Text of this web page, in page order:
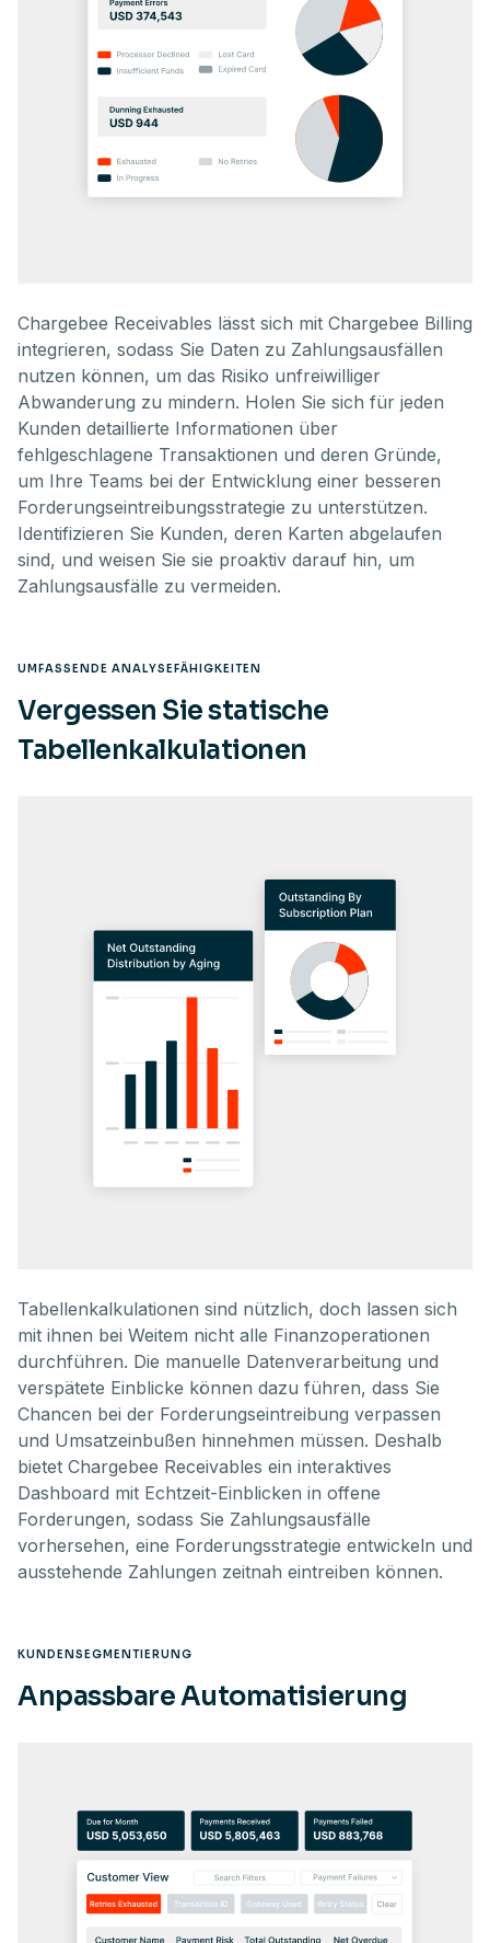
Chargebee Receivables lässt sich mit Chargebee Billing
integrieren, sodass Sie Daten zu Zahlungsausfällen
nutzen können, um das Risiko unfreiwilliger
Abwanderung zu mindern. Holen Sie sich für jeden
Kunden detaillierte Informationen über
fehlgeschlagene Transaktionen und deren Gründe,
um Ihre Teams bei der Entwicklung einer besseren
Forderungseintreibungsstrategie zu unterstützen.
Identifizieren Sie Kunden, deren Karten abgelaufen
sind, und weisen Sie sie proaktiv darauf hin, um
Zahlungsausfälle zu vermeiden.
UMFASSENDE ANALYSEFÄHIGKEITEN
Vergessen Sie statische
Tabellenkalkulationen
Tabellenkalkulationen sind nützlich, doch lassen sich
mit ihnen bei Weitem nicht alle Finanzoperationen
durchführen. Die manuelle Datenverarbeitung und
verspätete Einblicke können dazu führen, dass Sie
Chancen bei der Forderungseintreibung verpassen
und Umsatzeinbußen hinnehmen müssen. Deshalb
bietet Chargebee Receivables ein interaktives
Dashboard mit Echtzeit-Einblicken in offene
Forderungen, sodass Sie Zahlungsausfälle
vorhersehen, eine Forderungsstrategie entwickeln und
ausstehende Zahlungen zeitnah eintreiben können.
KUNDENSEGMENTIERUNG
Anpassbare Automatisierung